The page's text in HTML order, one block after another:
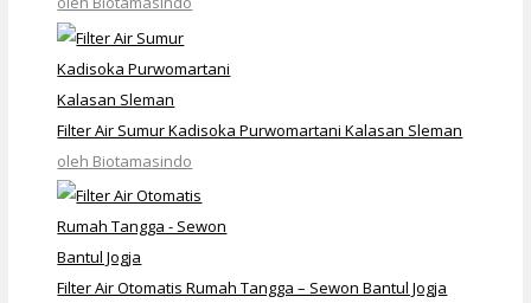
Filter Air Sumur Kadisoka Purwomartani Kalasan Sleman
oleh Biotamasindo
Filter Air Otomatis Rumah Tangga – Sewon Bantul Jogja